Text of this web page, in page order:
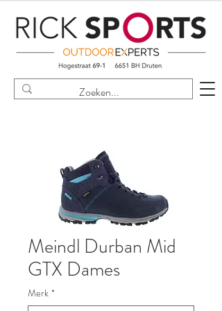
Meindl Durban Mid
GTX Dames
Merk *